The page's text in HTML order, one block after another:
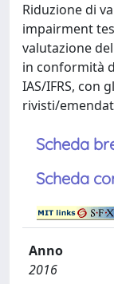
Riduzione di
impairment
valutazione
in conformità
IAS/IFRS, con
rivisti/
Scheda
Scheda
Anno
2016